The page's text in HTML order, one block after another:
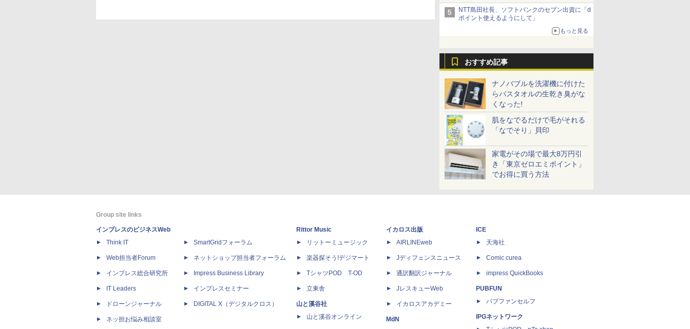
NTT島田社長、ソフトバンクのセブン出資に「d
ポイント使えるようにして」
もっと見る
おすすめ記事
ナノバブルを洗濯機に付けた
らバスタオルの生乾き臭がな
くなった!
肌をなでるだけで毛がそれる
「なでそり」貝印
家電がその場で最大8万円引
き「東京ゼロエミポイント」
でお得に買う方法
Group site links
インプレスのビジネスWeb
Think IT
Web担当者Forum
インプレス総合研究所
IT Leaders
ドローンジャーナル
ネッ担お悩み相談室
SmartGridフォーラム
ネットショップ担当者フォーラム
Impress Business Library
インプレスセミナー
DIGITAL X（デジタルクロス）
Rittor Music
リットーミュージック
楽器探そう!デジマート
TシャツPOD T-OD
立東舎
山と溪谷社
山と溪谷オンライン
イカロス出版
AIRLINEweb
Jディフェンスニュース
通訳翻訳ジャーナル
JレスキューWeb
イカロスアカデミー
MdN
ICE
天海社
Comic curea
impress QuickBooks
PUBFUN
パブファンセルフ
IPGネットワーク